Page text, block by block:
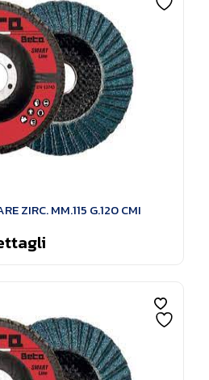
ZIRC. MM.115 G.120 CMI